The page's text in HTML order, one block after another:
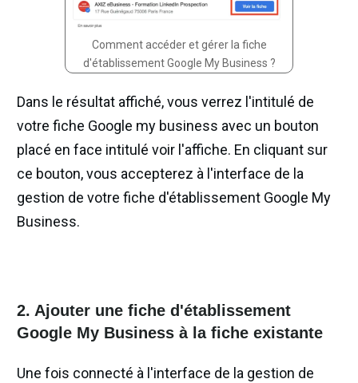
Comment accéder et gérer la fiche
d'établissement Google My Business ?
Dans le résultat affiché, vous verrez l'intitulé de
votre fiche Google my business avec un bouton
placé en face intitulé voir l'affiche. En cliquant sur
ce bouton, vous accepterez à l'interface de la
gestion de votre fiche d'établissement Google My
Business.
2. Ajouter une fiche d'établissement
Google My Business à la fiche existante
Une fois connecté à l'interface de la gestion de